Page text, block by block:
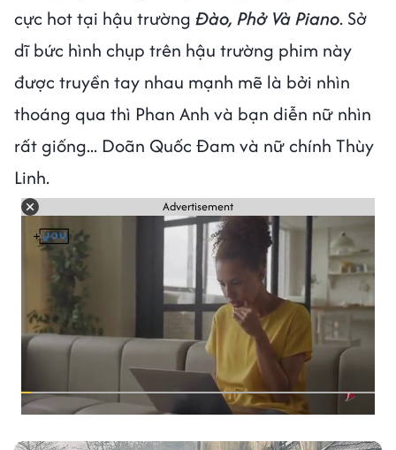
cực hot tại hậu trường Đào, Phở Và Piano. Sở
dĩ bức hình chụp trên hậu trường phim này
được truyền tay nhau mạnh mẽ là bởi nhìn
thoáng qua thì Phan Anh và bạn diễn nữ nhìn
rất giống... Doãn Quốc Đam và nữ chính Thùy
Linh.
Advertisement